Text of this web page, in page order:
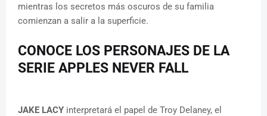
mientras los secretos más oscuros de su familia
comienzan a salir a la superficie.
CONOCE LOS PERSONAJES DE LA
SERIE APPLES NEVER FALL
JAKE LACY interpretará el papel de Troy Delaney, el